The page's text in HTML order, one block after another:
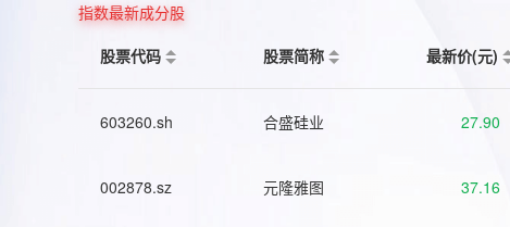
指数最新成分股
股票代码
股票简称 最新价(元)
603260.sh 合盛硅业 27.90
002878.sz 元隆雅图 37.16